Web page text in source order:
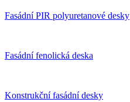
Fasádní PIR polyuretanové desky
Fasádní fenolická deska
Konstrukční fasádní desky